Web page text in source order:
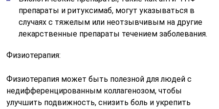
препараты и ритуксимаб, могут указываться в
случаях с тяжелым или неотзывчивым на другие
лекарственные препараты течением заболевания.
Физиотерапия:
Физиотерапия может быть полезной для людей с
недифференцированным коллагенозом, чтобы
улучшить подвижность, снизить боль и укрепить